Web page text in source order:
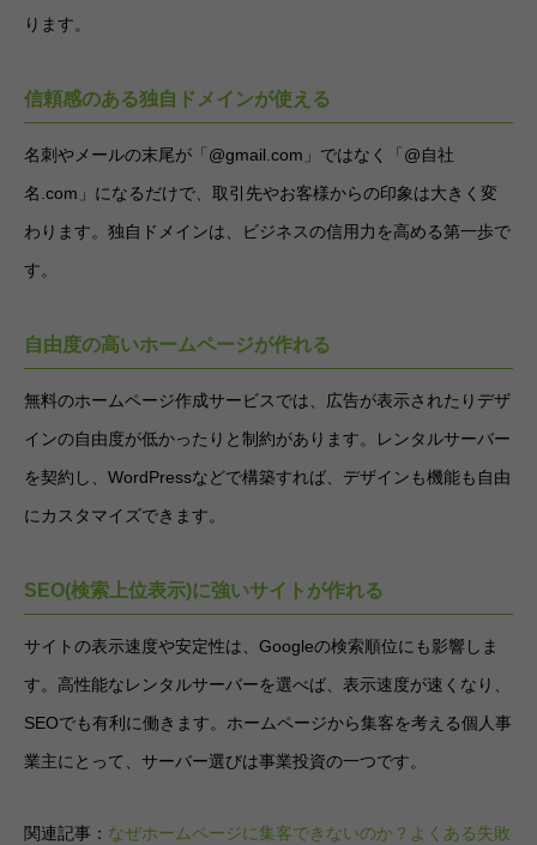
ります。
信頼感のある独自ドメインが使える
名刺やメールの末尾が「@gmail.com」ではなく「@自社
名.com」になるだけで、取引先やお客様からの印象は大きく変
わります。独自ドメインは、ビジネスの信用力を高める第一歩で
す。
自由度の高いホームページが作れる
無料のホームページ作成サービスでは、広告が表示されたりデザ
インの自由度が低かったりと制約があります。レンタルサーバー
を契約し、WordPressなどで構築すれば、デザインも機能も自由
にカスタマイズできます。
SEO(検索上位表示)に強いサイトが作れる
サイトの表示速度や安定性は、Googleの検索順位にも影響しま
す。高性能なレンタルサーバーを選べば、表示速度が速くなり、
SEOでも有利に働きます。ホームページから集客を考える個人事
業主にとって、サーバー選びは事業投資の一つです。
関連記事： なぜホームページに集客できないのか？よくある失敗